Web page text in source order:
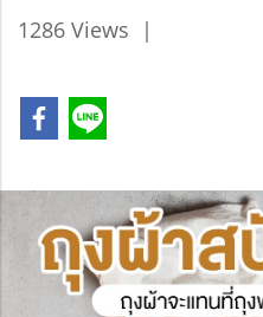
1286 Views |